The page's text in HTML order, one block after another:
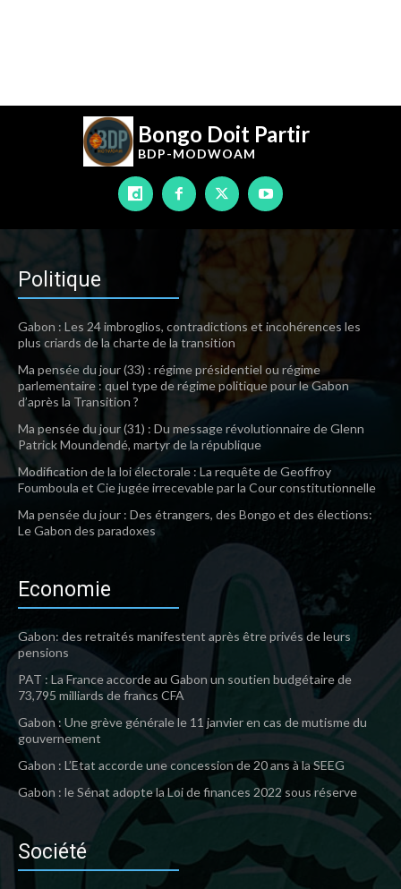
Bongo Doit Partir
BDP-MODWOAM
Politique
Gabon : Les 24 imbroglios, contradictions et incohérences les
plus criards de la charte de la transition
Ma pensée du jour (33) : régime présidentiel ou régime
parlementaire : quel type de régime politique pour le Gabon
d’après la Transition ?
Ma pensée du jour (31) : Du message révolutionnaire de Glenn
Patrick Moundendé, martyr de la république
Modification de la loi électorale : La requête de Geoffroy
Foumboula et Cie jugée irrecevable par la Cour constitutionnelle
Ma pensée du jour : Des étrangers, des Bongo et des élections:
Le Gabon des paradoxes
Economie
Gabon: des retraités manifestent après être privés de leurs
pensions
PAT : La France accorde au Gabon un soutien budgétaire de
73,795 milliards de francs CFA
Gabon : Une grève générale le 11 janvier en cas de mutisme du
gouvernement
Gabon : L’Etat accorde une concession de 20 ans à la SEEG
Gabon : le Sénat adopte la Loi de finances 2022 sous réserve
Société